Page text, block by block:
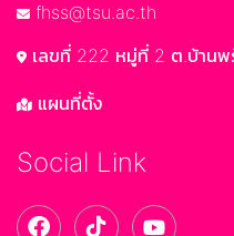
fhss@tsu.ac.th
เลขที่ 222 หมู่ที่ 2 ต.บ้านพ
แผนที่ตั้ง
Social Link